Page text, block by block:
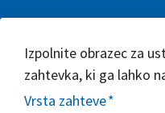
Izpolnite obrazec za
zahtevka, ki ga lahko
Vrsta zahteve*